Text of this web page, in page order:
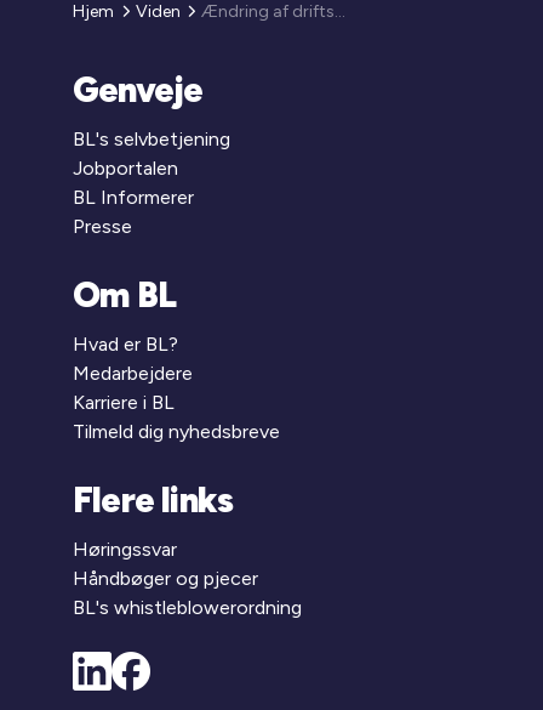
Hjem Viden Ændring af driftsbekendtgørelsen vedrørende effektivisering af den almene boligsektors drift
Genveje
BL's selvbetjening
Jobportalen
BL Informerer
Presse
Om BL
Hvad er BL?
Medarbejdere
Karriere i BL
Tilmeld dig nyhedsbreve
Flere links
Høringssvar
Håndbøger og pjecer
BL's whistleblowerordning